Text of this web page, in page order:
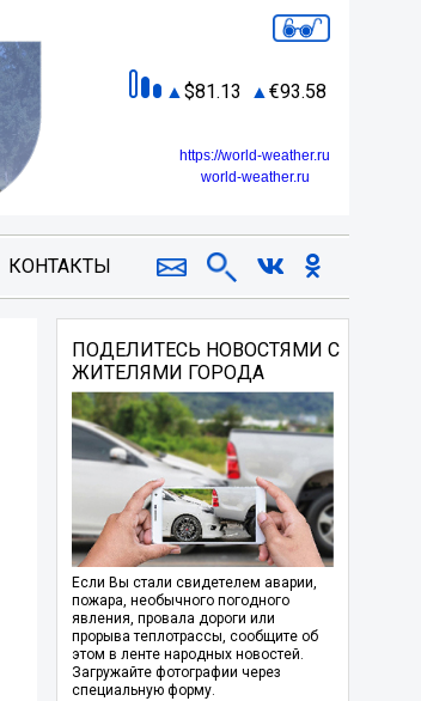
81.13 93.58
https://world-weather.ru
world-weather.ru
КОНТАКТЫ
ПОДЕЛИТЕСЬ НОВОСТЯМИ С
ЖИТЕЛЯМИ ГОРОДА
Если Вы стали свидетелем аварии,
пожара, необычного погодного
явления, провала дороги или
прорыва теплотрассы, сообщите об
этом в ленте народных новостей.
Загружайте фотографии через
специальную форму.